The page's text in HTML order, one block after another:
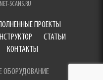
SCANS.RU
ПРОЕКТЫ
СТАТЬИ
КОНТАКТЫ
ОБОРУДОВАНИЕ